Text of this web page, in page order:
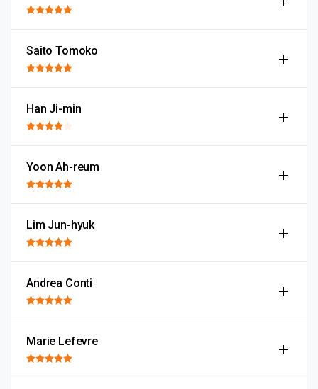
Saito Tomoko
Han Ji-min
Yoon Ah-reum
Lim Jun-hyuk
Andrea Conti
Marie Lefevre